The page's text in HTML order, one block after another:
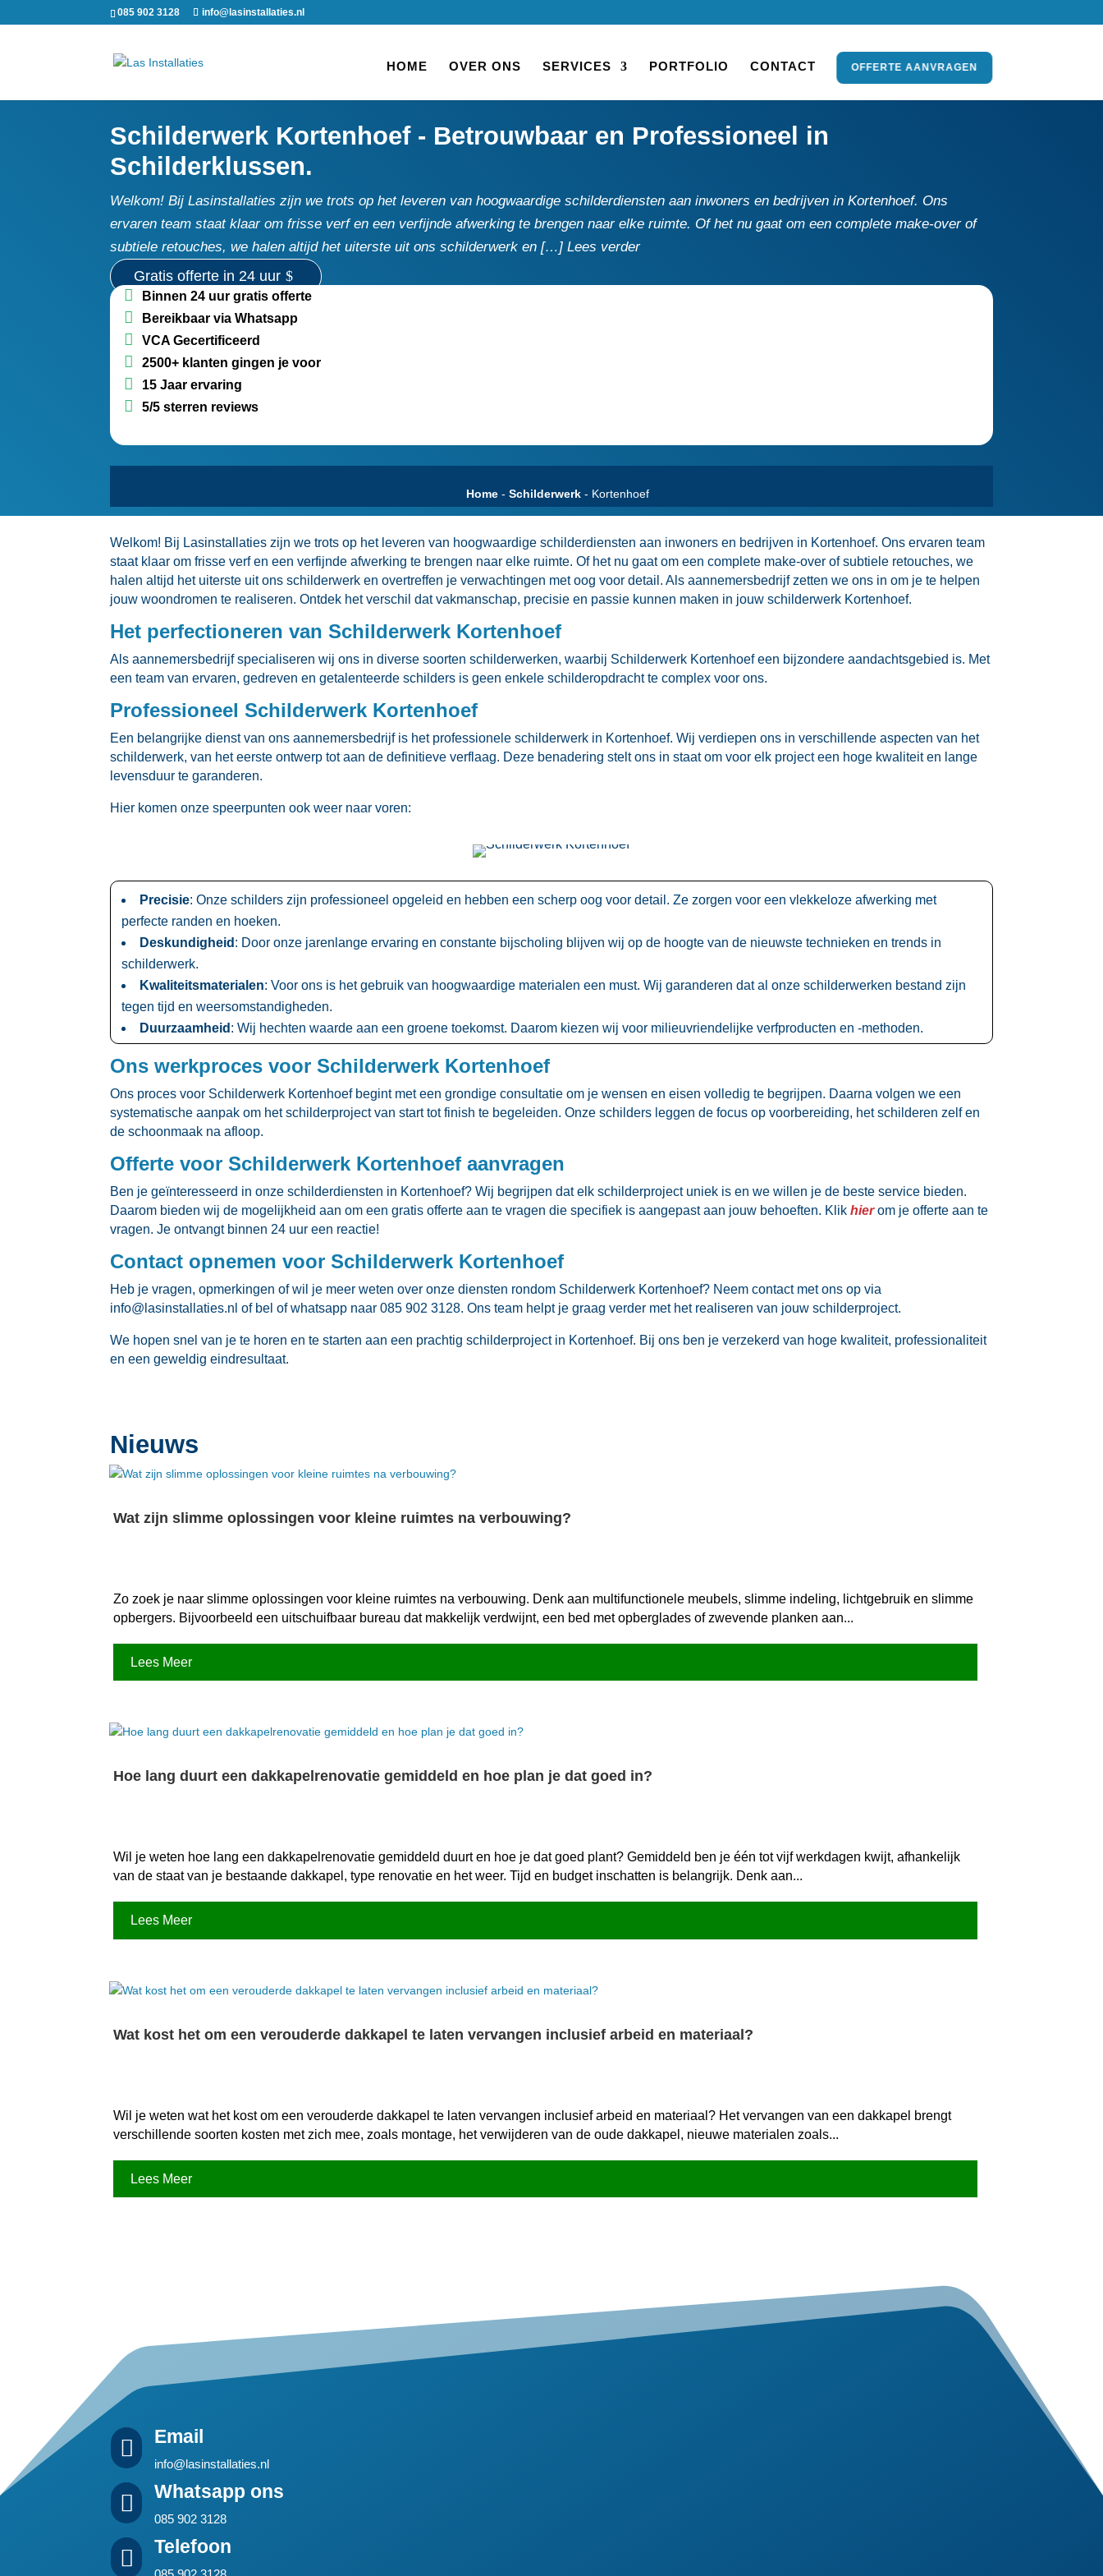
085 902 3128 info@lasinstallaties.nl
HOME OVER ONS SERVICES PORTFOLIO CONTACT OFFERTE AANVRAGEN
Schilderwerk Kortenhoef - Betrouwbaar en Professioneel in
Schilderklussen.
Welkom! Bij Lasinstallaties zijn we trots op het leveren van hoogwaardige schilderdiensten aan inwoners en bedrijven in Kortenhoef.​ Ons
ervaren team staat klaar om frisse verf en een verfijnde afwerking te brengen naar elke ruimte.​ Of het nu gaat om een complete make-over of
subtiele retouches, we halen altijd het uiterste uit ons schilderwerk en […] Lees verder
Gratis offerte in 24 uur
Binnen 24 uur gratis offerte
Bereikbaar via Whatsapp
VCA Gecertificeerd
2500+ klanten gingen je voor
15 Jaar ervaring
5/5 sterren reviews
Home- Schilderwerk- Kortenhoef
Welkom! Bij Lasinstallaties zijn we trots op het leveren van hoogwaardige schilderdiensten aan inwoners en bedrijven in Kortenhoef.​ Ons ervaren team
staat klaar om frisse verf en een verfijnde afwerking te brengen naar elke ruimte.​ Of het nu gaat om een complete make-over of subtiele retouches, we
halen altijd het uiterste uit ons schilderwerk en overtreffen je verwachtingen met oog voor detail.​ Als aannemersbedrijf zetten we ons in om je te helpen
jouw woondromen te realiseren.​ Ontdek het verschil dat vakmanschap, precisie en passie kunnen maken in jouw schilderwerk Kortenhoef.​
Het perfectioneren van Schilderwerk Kortenhoef
Als aannemersbedrijf specialiseren wij ons in diverse soorten schilderwerken, waarbij Schilderwerk Kortenhoef een bijzondere aandachtsgebied is.​ Met
een team van ervaren, gedreven en getalenteerde schilders is geen enkele schilderopdracht te complex voor ons.​
Professioneel Schilderwerk Kortenhoef
Een belangrijke dienst van ons aannemersbedrijf is het professionele schilderwerk in Kortenhoef.​ Wij verdiepen ons in verschillende aspecten van het
schilderwerk, van het eerste ontwerp tot aan de definitieve verflaag.​ Deze benadering stelt ons in staat om voor elk project een hoge kwaliteit en lange
levensduur te garanderen.​
Hier komen onze speerpunten ook weer naar voren:
Precisie: Onze schilders zijn professioneel opgeleid en hebben een scherp oog voor detail.​ Ze zorgen voor een vlekkeloze afwerking met
perfecte randen en hoeken.​
Deskundigheid : Door onze jarenlange ervaring en constante bijscholing blijven wij op de hoogte van de nieuwste technieken en trends in
schilderwerk.​
Kwaliteitsmaterialen: Voor ons is het gebruik van hoogwaardige materialen een must.​ Wij garanderen dat al onze schilderwerken bestand zijn
tegen tijd en weersomstandigheden.​
Duurzaamheid : Wij hechten waarde aan een groene toekomst.​ Daarom kiezen wij voor milieuvriendelijke verfproducten en -methoden.​
Ons werkproces voor Schilderwerk Kortenhoef
Ons proces voor Schilderwerk Kortenhoef begint met een grondige consultatie om je wensen en eisen volledig te begrijpen.​ Daarna volgen we een
systematische aanpak om het schilderproject van start tot finish te begeleiden.​ Onze schilders leggen de focus op voorbereiding, het schilderen zelf en
de schoonmaak na afloop.​
Offerte voor Schilderwerk Kortenhoef aanvragen
Ben je geïnteresseerd in onze schilderdiensten in Kortenhoef? Wij begrijpen dat elk schilderproject uniek is en we willen je de beste service bieden.​
Daarom bieden wij de mogelijkheid aan om een gratis offerte aan te vragen die specifiek is aangepast aan jouw behoeften.​ Klikhierom je offerte aan te
vragen.​ Je ontvangt binnen 24 uur een reactie!
Contact opnemen voor Schilderwerk Kortenhoef
Heb je vragen, opmerkingen of wil je meer weten over onze diensten rondom Schilderwerk Kortenhoef? Neem contact met ons op via
info@lasinstallaties.​nl of bel of whatsapp naar 085 902 3128.​ Ons team helpt je graag verder met het realiseren van jouw schilderproject.​
We hopen snel van je te horen en te starten aan een prachtig schilderproject in Kortenhoef.​ Bij ons ben je verzekerd van hoge kwaliteit, professionaliteit
en een geweldig eindresultaat.​
Nieuws
Wat zijn slimme oplossingen voor kleine ruimtes na verbouwing?
Zo zoek je naar slimme oplossingen voor kleine ruimtes na verbouwing.​ Denk aan multifunctionele meubels, slimme indeling, lichtgebruik en slimme
opbergers.​ Bijvoorbeeld een uitschuifbaar bureau dat makkelijk verdwijnt, een bed met opberglades of zwevende planken aan...
Lees Meer
Hoe lang duurt een dakkapelrenovatie gemiddeld en hoe plan je dat goed in?
Wil je weten hoe lang een dakkapelrenovatie gemiddeld duurt en hoe je dat goed plant? Gemiddeld ben je één tot vijf werkdagen kwijt, afhankelijk
van de staat van je bestaande dakkapel, type renovatie en het weer.​ Tijd en budget inschatten is belangrijk.​ Denk aan...
Lees Meer
Wat kost het om een verouderde dakkapel te laten vervangen inclusief arbeid en materiaal?
Wil je weten wat het kost om een verouderde dakkapel te laten vervangen inclusief arbeid en materiaal? Het vervangen van een dakkapel brengt
verschillende soorten kosten met zich mee, zoals montage, het verwijderen van de oude dakkapel, nieuwe materialen zoals...
Lees Meer
 Email
info@lasinstallaties.nl
 Whatsapp ons
085 902 3128
 Telefoon